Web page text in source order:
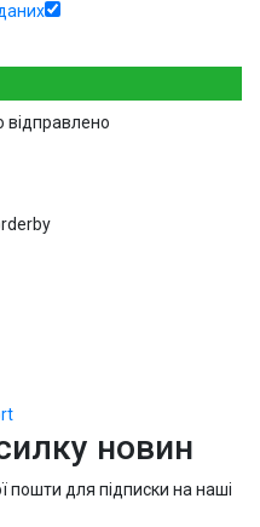
відправлено
новин
пошти для підписки на наші